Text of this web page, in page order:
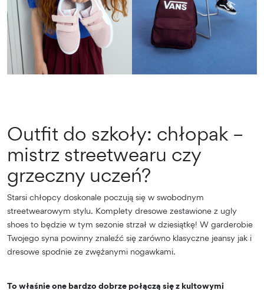
Outfit do szkoły: chłopak –
mistrz streetwearu czy
grzeczny uczeń?
Starsi chłopcy doskonale poczują się w swobodnym
streetwearowym stylu. Komplety dresowe zestawione z ugly
shoes to będzie w tym sezonie strzał w dziesiątkę! W garderobie
Twojego syna powinny znaleźć się zarówno klasyczne jeansy jak i
dresowe spodnie ze zwężanymi nogawkami.
To właśnie one bardzo dobrze połączą się z kultowymi